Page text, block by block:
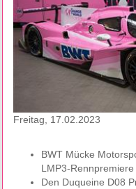
Freitag, 17.02.2023
BWT Mücke
LMP3-
Den Duqueine D08